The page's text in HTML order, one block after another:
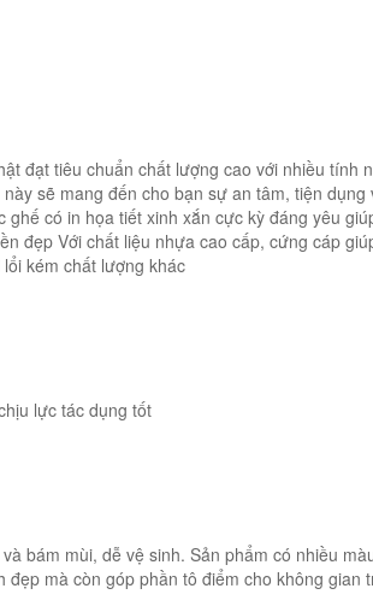
đạt tiêu chuẩn chất lượng cao với nhiều tính
sẽ mang đến cho bạn sự an tâm, tiện dụng
có in họa tiết xinh xắn cực kỳ đáng yêu
đẹp Với chất liệu nhựa cao cấp, cứng cáp
kém chất lượng khác
lực tác dụng tốt
bám mùi, dễ vệ sinh. Sản phẩm có nhiều
mà còn góp phần tô điểm cho không gian